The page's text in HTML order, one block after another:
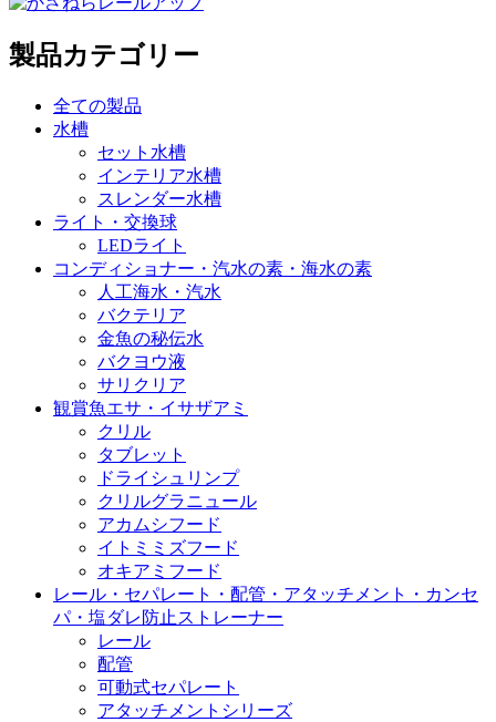
製品カテゴリー
全ての製品
水槽
セット水槽
インテリア水槽
スレンダー水槽
ライト・交換球
LEDライト
コンディショナー・汽水の素・海水の素
人工海水・汽水
バクテリア
金魚の秘伝水
バクヨウ液
サリクリア
観賞魚エサ・イサザアミ
クリル
タブレット
ドライシュリンプ
クリルグラニュール
アカムシフード
イトミミズフード
オキアミフード
レール・セパレート・配管・アタッチメント・カンセ
パ・塩ダレ防止ストレーナー
レール
配管
可動式セパレート
アタッチメントシリーズ